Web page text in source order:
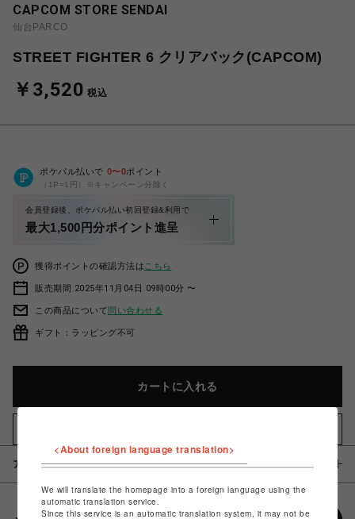
CAPCOM STORE SENDAI
仙台PARCO
STREET FIGHTER 6 クリアバック(CAPCOM)
￥3,520 税込
ポケパル払いで 0〜0ポイント
（1P=1円）※キャンペーン分除く
会員登録後、ポケパル払い初回登録&利用で
最大1,500円分ポイント進呈
獲得ポイントの確認方法は こちら
販売期間 2025年11月04日 09時00分 〜
この商品について問い合わせる
ギフト：ラッピング不可
カートに入れる
アイテム説明 / 素材
<About foreign language translation>
We will translate the homepage into a foreign language using the
automatic translation service.
Since this service is an automatic translation system, it may not be